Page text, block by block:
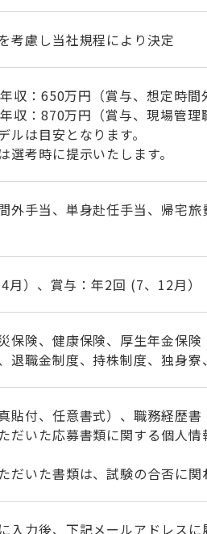
考慮し当社規程により決定
収：650万円（賞与、想定時間
収：870万円（賞与、現場管理
は目安となります。
考時に提示いたします。
外手当、単身赴任手当、帰宅
月）、賞与：年2回 (7、12月）
保険、健康保険、厚生年金保険
退職金制度、持株制度、独身
貼付、任意書式）、職務経歴書
だいた応募書類に関する個人
だいた書類は、試験の合否に
入力後、下記メールアドレスに